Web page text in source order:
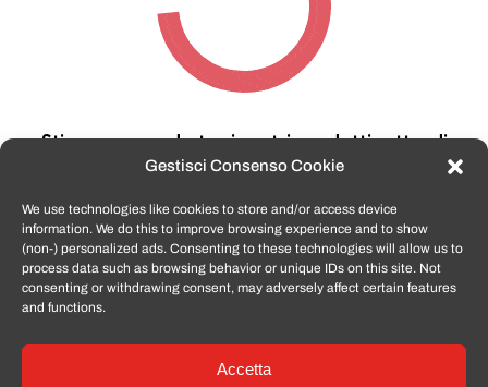
Gestisci Consenso Cookie
We use technologies like cookies to store and/or access device
information. We do this to improve browsing experience and to show
(non-) personalized ads. Consenting to these technologies will allow us to
process data such as browsing behavior or unique IDs on this site. Not
consenting or withdrawing consent, may adversely affect certain features
and functions.
Accetta
Stiamo cercando tra i nostri prodotti, attendi
qualche secondo…
TomatoSmartphone.itè lo shop n.1 in italia per
smartphone ricondizionati garantiti e certificati
di tutte le marche,APPLE, SAMSUNG, HUAWEI,
ONEPLUS, XIAOMI e tanto altro